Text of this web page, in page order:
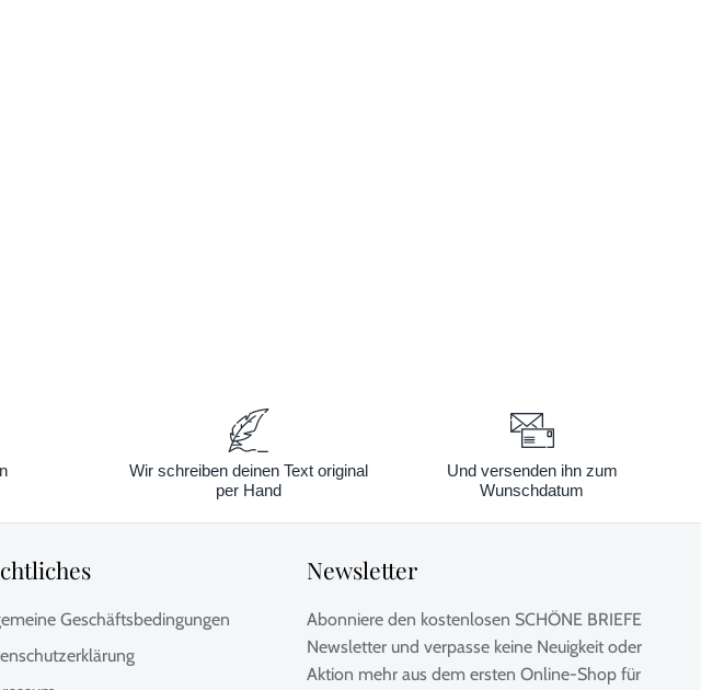
Wir schreiben deinen Text original
per Hand
Und versenden ihn zum
Wunschdatum
Geschäftsbedingungen
Newsletter
Abonniere den kostenlosen SCHÖNE BRIEFE
Newsletter und verpasse keine Neuigkeit oder
Aktion mehr aus dem ersten Online-Shop für